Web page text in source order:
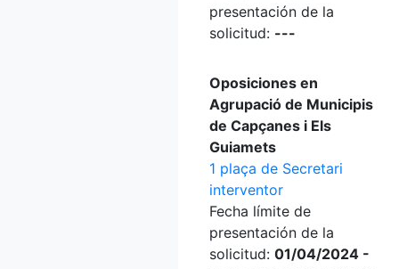
presentación de la
solicitud: ---
Oposiciones en
Agrupació de Municipis
de Capçanes i Els
Guiamets
1 plaça de Secretari
interventor
Fecha límite de
presentación de la
solicitud: 01/04/2024 -